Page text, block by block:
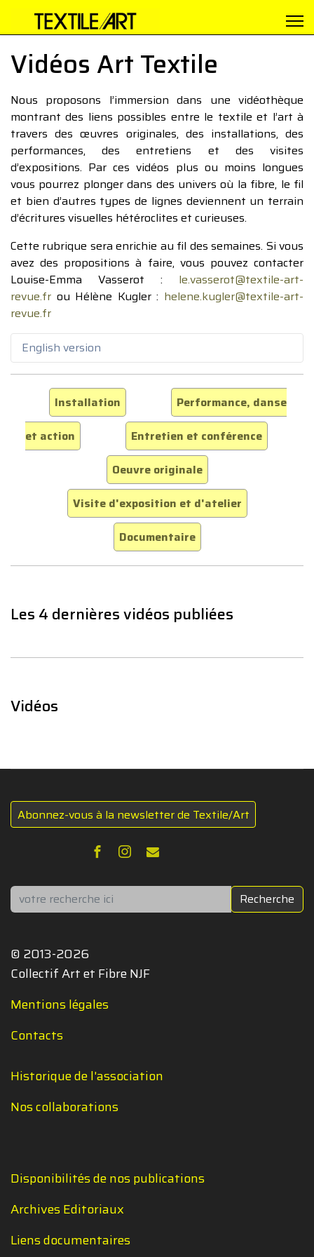
Vidéos Art Textile
Nous proposons l’immersion dans une vidéothèque
montrant des liens possibles entre le textile et l’art à
travers des œuvres originales, des installations, des
performances, des entretiens et des visites
d’expositions. Par ces vidéos plus ou moins longues
vous pourrez plonger dans des univers où la fibre, le fil
et bien d’autres types de lignes deviennent un terrain
d’écritures visuelles hétéroclites et curieuses.
Cette rubrique sera enrichie au fil des semaines. Si vous
avez des propositions à faire, vous pouvez contacter
Louise-Emma Vasserot : le.vasserot@textile-art-
revue.fr ou Hélène Kugler : helene.kugler@textile-art-
revue.fr
English version
Installation
Performance, danse
et action
Entretien et conférence
Oeuvre originale
Visite d'exposition et d'atelier
Documentaire
Les 4 dernières vidéos publiées
Vidéos
Abonnez-vous à la newsletter de Textile/Art
Rechercher Recherche
© 2013-2026
Collectif Art et Fibre NJF
Mentions légales
Contacts
Historique de l'association
Nos collaborations
Disponibilités de nos publications
Archives Editoriaux
Liens documentaires